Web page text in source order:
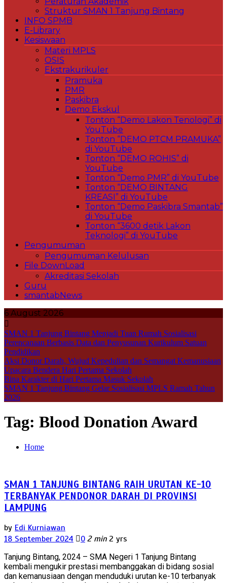
Struktur SMAN 1 Tanjung Bintang
INFO SPMB
E-Library
Kesiswaan
Materi MPLS
OSIS
Ekstrakurikuler
Pramuka
PMR
Paskibra
Demo Ekskul
Tonton “Demo Lakon Tenologi” di
YouTube
Tonton “DEMO PTCM PRAMUKA”
di YouTube
Tonton “DEMO ROHIS” di
YouTube
Tonton “Demo PMR” di YouTube
Tonton “DEMO BINTANG
KREASI” di YouTube
Tonton “Demo Paskibra Smantab”
di YouTube
Tonton “3600 detik Lakon
Teknologi” di YouTube
Pengumuman
Pengumuman Kelulusan
File DownLoad
Akreditasi Sekolah
Guru
smantabNews
6 August 2026
SMAN 1 Tanjung Bintang Menjadi Tuan Rumah Sosialisasi
Perencanaan Berbasis Data dan Penyusunan Kurikulum Satuan
Pendidikan
Aksi Donor Darah, Wujud Kepedulian dan Semangat Kemanusiaan
Upacara Bendera Hari Pertama Sekolah
Bina Karakter di Hari Pertama Masuk Sekolah
SMAN 1 Tanjung Bintang Gelar Sosialisasi MPLS Ramah Tahun
2026
Tag: Blood Donation Award
Home
SMAN 1 TANJUNG BINTANG RAIH URUTAN KE-10
TERBANYAK PENDONOR DARAH DI PROVINSI
LAMPUNG
by Edi Kurniawan
18 September 2024
0 2 min 2 yrs
Tanjung Bintang, 2024 – SMA Negeri 1 Tanjung Bintang
kembali mengukir prestasi membanggakan di bidang sosial
dan kemanusiaan dengan menduduki urutan ke-10 terbanyak